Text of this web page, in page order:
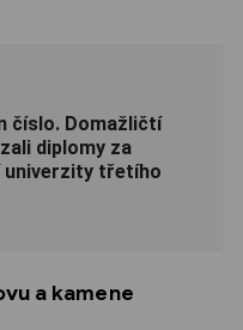
číslo. Domažličtí
diplomy za
univerzity třetího
a kamene